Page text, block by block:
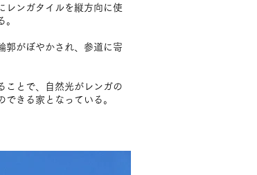
レンガタイルを縦方向に使
。
郭がぼやかされ、参道に寄
ことで、自然光がレンガの
きる家となっている。